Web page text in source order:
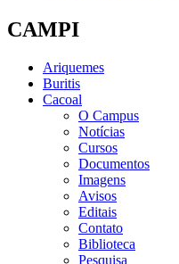
CAMPI
Ariquemes
Buritis
Cacoal
O Campus
Notícias
Cursos
Documentos
Imagens
Avisos
Editais
Contato
Biblioteca
Pesquisa